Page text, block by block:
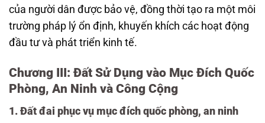
của người dân được bảo vệ, đồng thời tạo ra một môi
trường pháp lý ổn định, khuyến khích các hoạt động
đầu tư và phát triển kinh tế.
Chương III: Đất Sử Dụng vào Mục Đích Quốc
Phòng, An Ninh và Công Cộng
1. Đất đai phục vụ mục đích quốc phòng, an ninh